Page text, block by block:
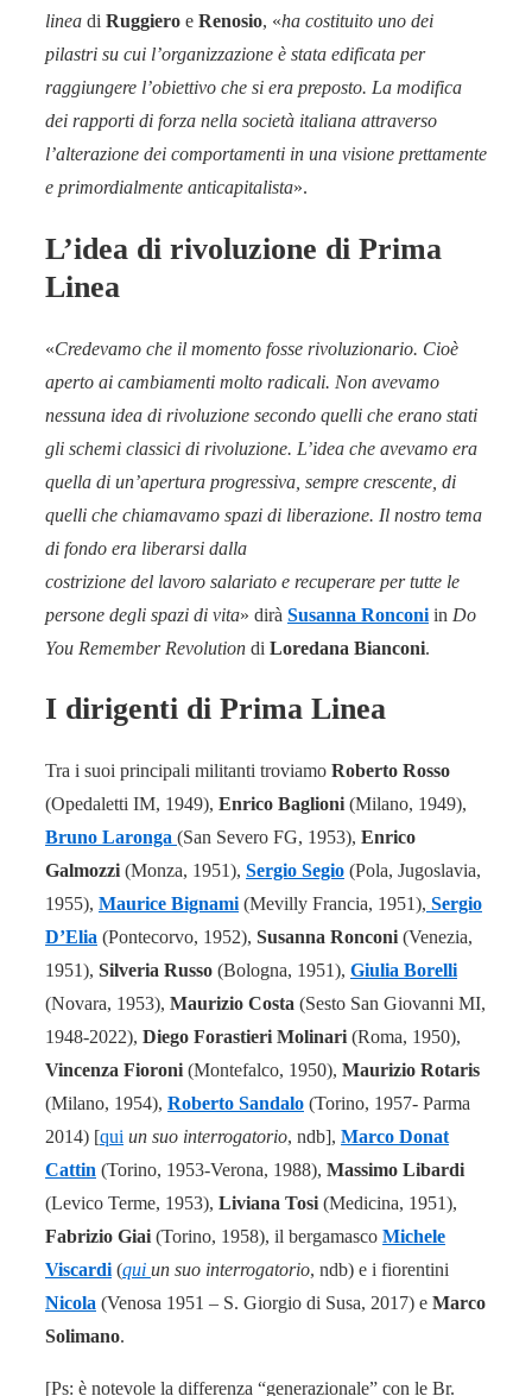
linea di Ruggiero e Renosio, «ha costituito uno dei
pilastri su cui l’organizzazione è stata edificata per
raggiungere l’obiettivo che si era preposto. La modifica
dei rapporti di forza nella società italiana attraverso
l’alterazione dei comportamenti in una visione prettamente
e primordialmente anticapitalista».
L’idea di rivoluzione di Prima
Linea
«Credevamo che il momento fosse rivoluzionario. Cioè
aperto ai cambiamenti molto radicali. Non avevamo
nessuna idea di rivoluzione secondo quelli che erano stati
gli schemi classici di rivoluzione. L’idea che avevamo era
quella di un’apertura progressiva, sempre crescente, di
quelli che chiamavamo spazi di liberazione. Il nostro tema
di fondo era liberarsi dalla
costrizione del lavoro salariato e recuperare per tutte le
persone degli spazi di vita» dirà Susanna Ronconi in Do
You Remember Revolution di Loredana Bianconi.
I dirigenti di Prima Linea
Tra i suoi principali militanti troviamo Roberto Rosso
(Opedaletti IM, 1949), Enrico Baglioni (Milano, 1949),
Bruno Laronga (San Severo FG, 1953), Enrico
Galmozzi (Monza, 1951), Sergio Segio (Pola, Jugoslavia,
1955), Maurice Bignami (Mevilly Francia, 1951), Sergio
D’Elia (Pontecorvo, 1952), Susanna Ronconi (Venezia,
1951), Silveria Russo (Bologna, 1951), Giulia Borelli
(Novara, 1953), Maurizio Costa (Sesto San Giovanni MI,
1948-2022), Diego Forastieri Molinari (Roma, 1950),
Vincenza Fioroni (Montefalco, 1950), Maurizio Rotaris
(Milano, 1954), Roberto Sandalo (Torino, 1957- Parma
2014) [qui un suo interrogatorio, ndb], Marco Donat
Cattin (Torino, 1953-Verona, 1988), Massimo Libardi
(Levico Terme, 1953), Liviana Tosi (Medicina, 1951),
Fabrizio Giai (Torino, 1958), il bergamasco Michele
Viscardi (qui un suo interrogatorio, ndb) e i fiorentini
Nicola (Venosa 1951 – S. Giorgio di Susa, 2017) e Marco
Solimano.
[Ps: è notevole la differenza “generazionale” con le Br.